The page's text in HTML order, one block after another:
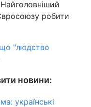
робити
"людство
новини:
українські